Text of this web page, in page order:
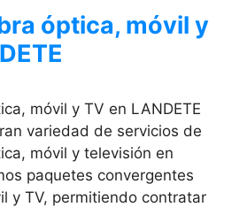
óptica, móvil y
móvil y TV en LANDETE
variedad de servicios de
móvil y televisión en
paquetes convergentes
y TV, permitiendo contratar